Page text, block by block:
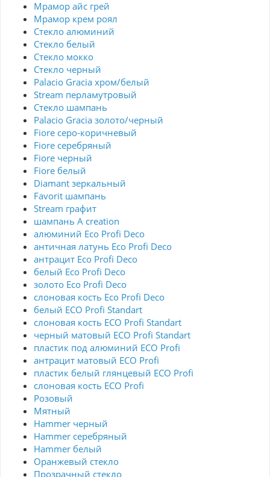
Мрамор айс грей
Мрамор крем роял
Стекло алюминий
Стекло белый
Стекло мокко
Стекло черный
Palacio Gracia хром/белый
Stream перламутровый
Стекло шампань
Palacio Gracia золото/черный
Fiore серо-коричневый
Fiore серебряный
Fiore черный
Fiore белый
Diamant зеркальный
Favorit шампань
Stream графит
шампань A creation
алюминий Eco Profi Deco
античная латунь Eco Profi Deco
антрацит Eco Profi Deco
белый Eco Profi Deco
золото Eco Profi Deco
слоновая кость Eco Profi Deco
белый ECO Profi Standart
слоновая кость ECO Profi Standart
черный матовый ECO Profi Standart
пластик под алюминий ECO Profi
антрацит матовый ECO Profi
пластик белый глянцевый ECO Profi
слоновая кость ECO Profi
Розовый
Мятный
Hammer черный
Hammer серебряный
Hammer белый
Оранжевый стекло
Прозрачный стекло